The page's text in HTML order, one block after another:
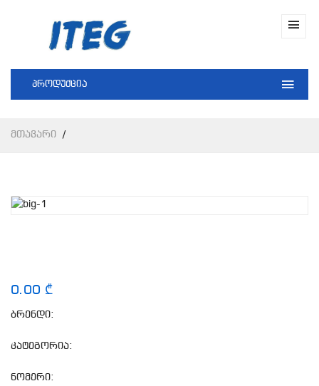
პროდუქცია
Მთავარი
0.00 ₾
ბრენდი:
კატეგორია:
ნომერი: